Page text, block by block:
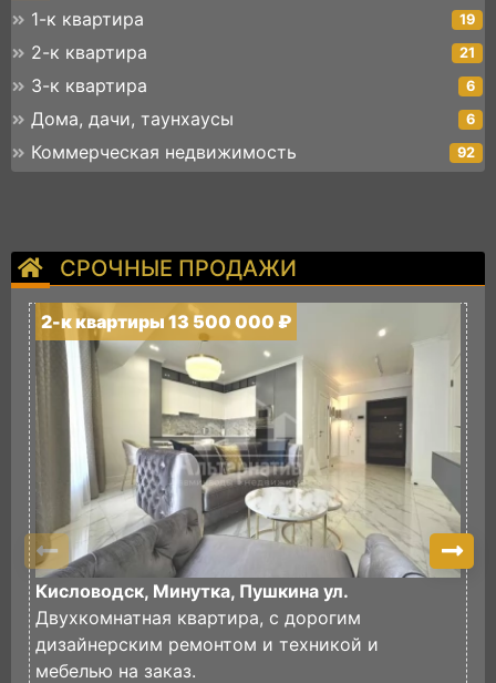
1-к квартира 19
2-к квартира 21
3-к квартира 6
Дома, дачи, таунхаусы 6
Коммерческая недвижимость 92
СРОЧНЫЕ ПРОДАЖИ
2-к квартиры 13 500 000 ₽
Кисловодск, Минутка, Пушкина ул.
Двухкомнатная квартира, с дорогим
дизайнерским ремонтом и техникой и
мебелью на заказ.